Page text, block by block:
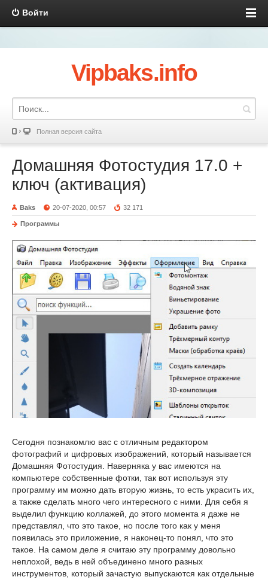
Войти
Vipbaks.info
Полная версия сайта
Домашняя Фотостудия 17.0 +
ключ (активация)
Baks 20-07-2020, 00:57 32 171
Программы
Сегодня познакомлю вас с отличным редактором
фотографий и цифровых изображений, который называется
Домашняя Фотостудия. Наверняка у вас имеются на
компьютере собственные фотки, так вот используя эту
программу им можно дать вторую жизнь, то есть украсить их,
а также сделать много чего интересного с ними. Для себя я
выделил функцию коллажей, до этого момента я даже не
представлял, что это такое, но после того как у меня
появилась это приложение, я наконец-то понял, что это
такое. На самом деле я считаю эту программу довольно
неплохой, ведь в ней объединено много разных
инструментов, который зачастую выпускаются как отдельные